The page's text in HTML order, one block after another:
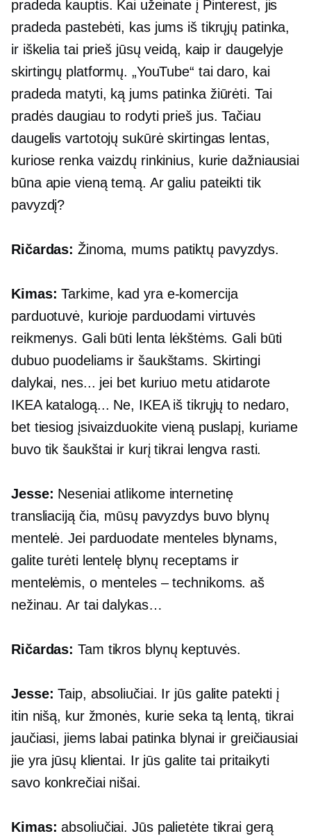
pradeda kauptis. Kai užeinate į Pinterest, jis
pradeda pastebėti, kas jums iš tikrųjų patinka,
ir iškelia tai prieš jūsų veidą, kaip ir daugelyje
skirtingų platformų. „YouTube“ tai daro, kai
pradeda matyti, ką jums patinka žiūrėti. Tai
pradės daugiau to rodyti prieš jus. Tačiau
daugelis vartotojų sukūrė skirtingas lentas,
kuriose renka vaizdų rinkinius, kurie dažniausiai
būna apie vieną temą. Ar galiu pateikti tik
pavyzdį?
Ričardas: Žinoma, mums patiktų pavyzdys.
Kimas: Tarkime, kad yra e-komercija
parduotuvė, kurioje parduodami virtuvės
reikmenys. Gali būti lenta lėkštėms. Gali būti
dubuo puodeliams ir šaukštams. Skirtingi
dalykai, nes... jei bet kuriuo metu atidarote
IKEA katalogą... Ne, IKEA iš tikrųjų to nedaro,
bet tiesiog įsivaizduokite vieną puslapį, kuriame
buvo tik šaukštai ir kurį tikrai lengva rasti.
Jesse: Neseniai atlikome internetinę
transliaciją čia, mūsų pavyzdys buvo blynų
mentelė. Jei parduodate menteles blynams,
galite turėti lentelę blynų receptams ir
mentelėmis, o menteles – technikoms. aš
nežinau. Ar tai dalykas…
Ričardas: Tam tikros blynų keptuvės.
Jesse: Taip, absoliučiai. Ir jūs galite patekti į
itin nišą, kur žmonės, kurie seka tą lentą, tikrai
jaučiasi, jiems labai patinka blynai ir greičiausiai
jie yra jūsų klientai. Ir jūs galite tai pritaikyti
savo konkrečiai nišai.
Kimas: absoliučiai. Jūs palietėte tikrai gerą